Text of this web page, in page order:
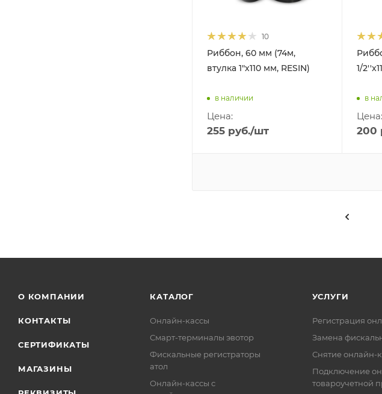
10
Риббон, 60 мм (74м,
втулка 1"х110 мм, RESIN)
в наличии
Цена:
255 руб./шт
1/
в
Цена:
200
О КОМПАНИИ
КОНТАКТЫ
СЕРТИФИКАТЫ
МАГАЗИНЫ
КАТАЛОГ
Онлайн-кассы
Смарт-терминалы эвотор
Фискальные регистраторы
атол
Онлайн-кассы с
УСЛУГИ
Регистрация
Замена
Снятие онлайн-
Подключение
товароучетной